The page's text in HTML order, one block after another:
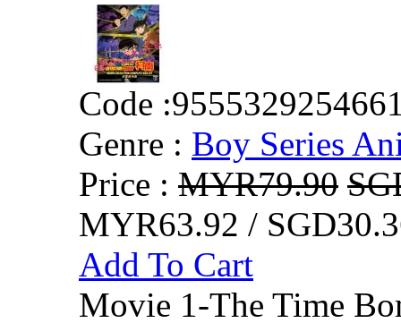
Code :
Genre : Boy Series
Price : MYR79.90
MYR63.92 /
Add To Cart
Movie 1-The Time